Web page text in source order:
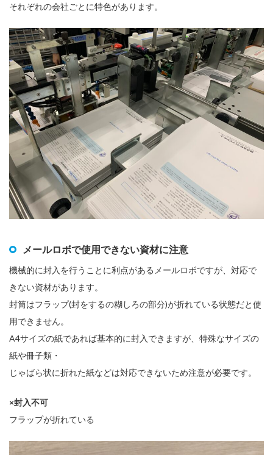
それぞれの会社ごとに特色があります。
メールロボで使用できない資材に注意
機械的に封入を行うことに利点があるメールロボですが、対応で
きない資材があります。
封筒はフラップ(封をするの糊しろの部分)が折れている状態だと使
用できません。
A4サイズの紙であれば基本的に封入できますが、特殊なサイズの
紙や冊子類・
じゃばら状に折れた紙などは対応できないため注意が必要です。
×封入不可
フラップが折れている